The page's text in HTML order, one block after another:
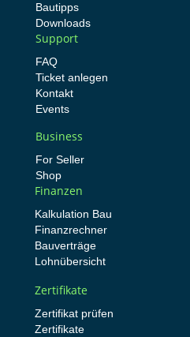
Bautipps
Downloads
Support
FAQ
Ticket anlegen
Kontakt
Events
Business
For Seller
Shop
Finanzen
Kalkulation Bau
Finanzrechner
Bauverträge
Lohnübersicht
Zertifikate
Zertifikat prüfen
Zertifikate